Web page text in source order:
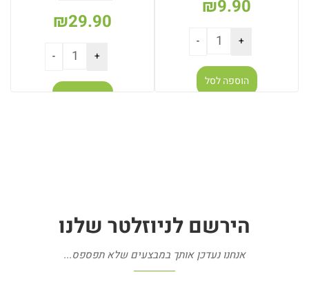
₪9.90
הוספה לסל
₪29.90
הוספה לסל
הירשם לניוזלטר שלנו
אנחנו נעדכן אותך במבצעים שלא תפספס...